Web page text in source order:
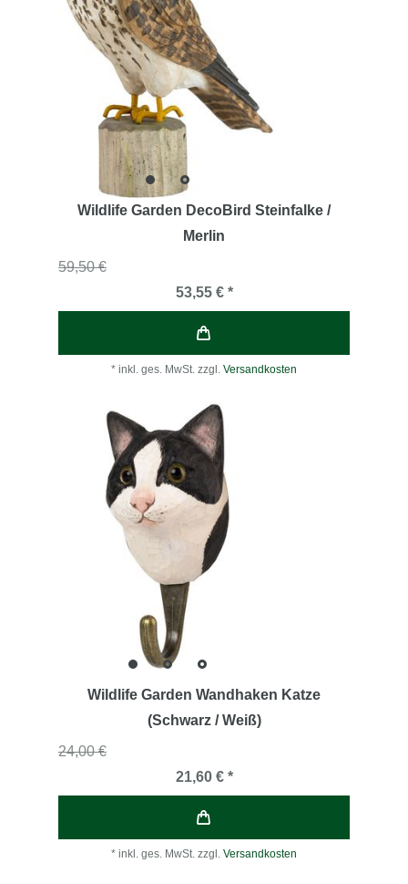
Wildlife Garden DecoBird Steinfalke /
Merlin
59,50 €
53,55 € *
* inkl. ges. MwSt. zzgl. Versandkosten
Wildlife Garden Wandhaken Katze
(Schwarz / Weiß)
24,00 €
21,60 € *
* inkl. ges. MwSt. zzgl. Versandkosten